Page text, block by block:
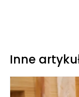
Inne